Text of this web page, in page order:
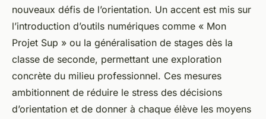
nouveaux défis de l’orientation. Un accent est mis sur
l’introduction d’outils numériques comme « Mon
Projet Sup » ou la généralisation de stages dès la
classe de seconde, permettant une exploration
concrète du milieu professionnel. Ces mesures
ambitionnent de réduire le stress des décisions
d’orientation et de donner à chaque élève les moyens